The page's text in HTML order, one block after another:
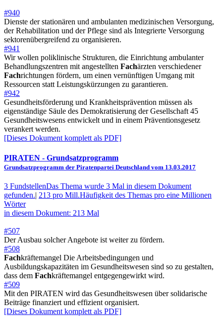
#940
Dienste der stationären und ambulanten medizinischen Versorgung,
der Rehabilitation und der Pflege sind als Integrierte Versorgung
sektorenübergreifend zu organisieren.
#941
Wir wollen poliklinische Strukturen, die Einrichtung ambulanter
Behandlungszentren mit angestellten Fachärzten verschiedener
Fachrichtungen fördern, um einen vernünftigen Umgang mit
Ressourcen statt Leistungskürzungen zu garantieren.
#942
Gesundheitsförderung und Krankheitsprävention müssen als
eigenständige Säule des Demokratisierung der Gesellschaft 45
Gesundheitswesens entwickelt und in einem Präventionsgesetz
verankert werden.
[Dieses Dokument komplett als PDF]
PIRATEN - Grundsatzprogramm
Grundsatzprogramm der Piratenpartei Deutschland vom 13.03.2017
3 FundstellenDas Thema wurde 3 Mal in diesem Dokument
gefunden.| 213 pro Mill.Häufigkeit des Themas pro eine Millionen
Wörter
in diesem Dokument: 213 Mal
#507
Der Ausbau solcher Angebote ist weiter zu fördern.
#508
Fachkräftemangel Die Arbeitsbedingungen und
Ausbildungskapazitäten im Gesundheitswesen sind so zu gestalten,
dass dem Fachkräftemangel entgegengewirkt wird.
#509
Mit den PIRATEN wird das Gesundheitswesen über solidarische
Beiträge finanziert und effizient organisiert.
[Dieses Dokument komplett als PDF]